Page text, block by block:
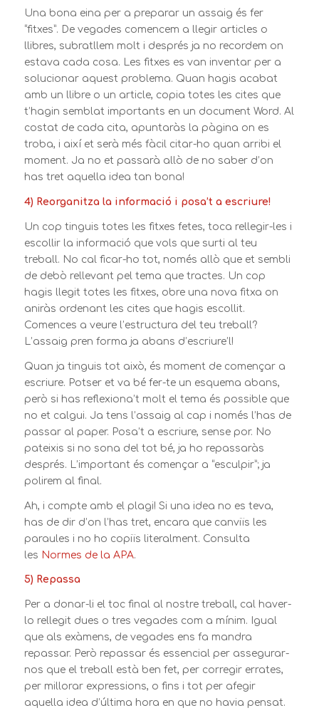
Una bona eina per a preparar un assaig és fer
“fitxes”. De vegades comencem a llegir articles o
llibres, subratllem molt i després ja no recordem on
estava cada cosa. Les fitxes es van inventar per a
solucionar aquest problema. Quan hagis acabat
amb un llibre o un article, copia totes les cites que
t’hagin semblat importants en un document Word. Al
costat de cada cita, apuntaràs la pàgina on es
troba, i així et serà més fàcil citar-ho quan arribi el
moment. Ja no et passarà allò de no saber d’on
has tret aquella idea tan bona!
4) Reorganitza la informació i posa’t a escriure!
Un cop tinguis totes les fitxes fetes, toca rellegir-les i
escollir la informació que vols que surti al teu
treball. No cal ficar-ho tot, només allò que et sembli
de debò rellevant pel tema que tractes. Un cop
hagis llegit totes les fitxes, obre una nova fitxa on
aniràs ordenant les cites que hagis escollit.
Comences a veure l’estructura del teu treball?
L’assaig pren forma ja abans d’escriure’l!
Quan ja tinguis tot això, és moment de començar a
escriure. Potser et va bé fer-te un esquema abans,
però si has reflexiona’t molt el tema és possible que
no et calgui. Ja tens l’assaig al cap i només l’has de
passar al paper. Posa’t a escriure, sense por. No
pateixis si no sona del tot bé, ja ho repassaràs
després. L’important és començar a “esculpir”; ja
polirem al final.
Ah, i compte amb el plagi! Si una idea no es teva,
has de dir d’on l’has tret, encara que canviïs les
paraules i no ho copiïs literalment. Consulta
les Normes de la APA.
5) Repassa
Per a donar-li el toc final al nostre treball, cal haver-
lo rellegit dues o tres vegades com a mínim. Igual
que als exàmens, de vegades ens fa mandra
repassar. Però repassar és essencial per assegurar-
nos que el treball està ben fet, per corregir errates,
per millorar expressions, o fins i tot per afegir
aquella idea d’última hora en que no havia pensat.